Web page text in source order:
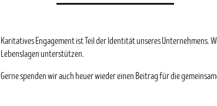
Karitatives Engagement ist Teil der Identität unseres Unternehmens.
Lebenslagen unterstützen.
Gerne spenden wir auch heuer wieder einen Beitrag für die